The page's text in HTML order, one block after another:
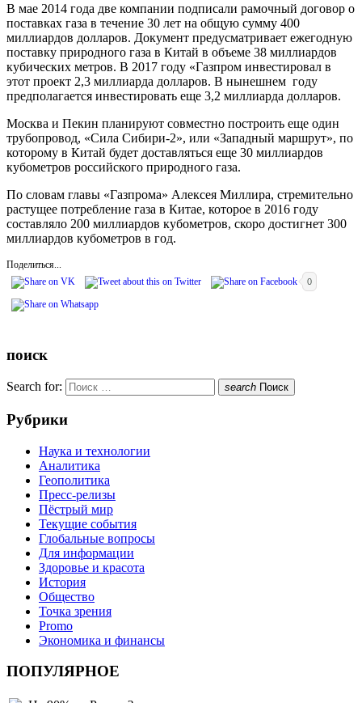
В мае 2014 года две компании подписали рамочный договор о
поставках газа в течение 30 лет на общую сумму 400
миллиардов долларов. Документ предусматривает ежегодную
поставку природного газа в Китай в объеме 38 миллиардов
кубических метров. В 2017 году «Газпром инвестировал в
этот проект 2,3 миллиарда долларов. В нынешнем году
предполагается инвестировать еще 3,2 миллиарда долларов.
Москва и Пекин планируют совместно построить еще один
трубопровод, «Сила Сибири-2», или «Западный маршрут», по
которому в Китай будет доставляться еще 30 миллиардов
кубометров российского природного газа.
По словам главы «Газпрома» Алексея Миллира, стремительно
растущее потребление газа в Китае, которое в 2016 году
составляло 200 миллиардов кубометров, скоро достигнет 300
миллиардов кубометров в год.
Поделиться...
0
поиск
Search for: search Поиск
Рубрики
Наука и технологии
Аналитика
Геополитика
Пресс-релизы
Пёстрый мир
Текущие события
Глобальные вопросы
Для информации
Здоровье и красота
История
Общество
Точка зрения
Promo
Экономика и финансы
ПОПУЛЯРНОЕ